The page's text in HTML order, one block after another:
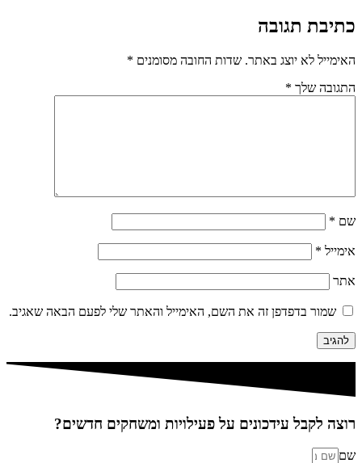
כתיבת תגובה
האימייל לא יוצג באתר. שדות החובה מסומנים *
התגובה שלך *
שם *
אימייל *
אתר
שמור בדפדפן זה את השם, האימייל והאתר שלי לפעם הבאה שאגיב.
רוצה לקבל עידכונים על פעילויות ומשחקים חדשים?
שם